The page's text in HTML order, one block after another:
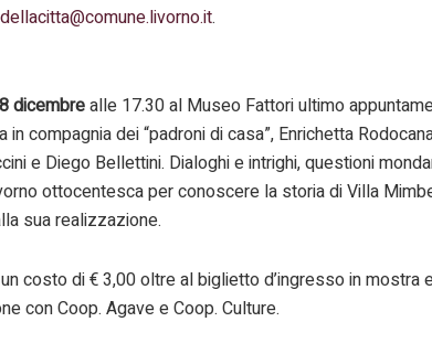
.
dicembrealle 17.30 al Museo Fattori ultimo
in compagnia dei “padroni di casa”, Enrichetta
e Diego Bellettini. Dialoghi e intrighi, questioni
ottocentesca per conoscere la storia di Villa
sua realizzazione.
un costo di € 3,00 oltre al biglietto d’ingresso in
con Coop. Agave e Coop. Culture.